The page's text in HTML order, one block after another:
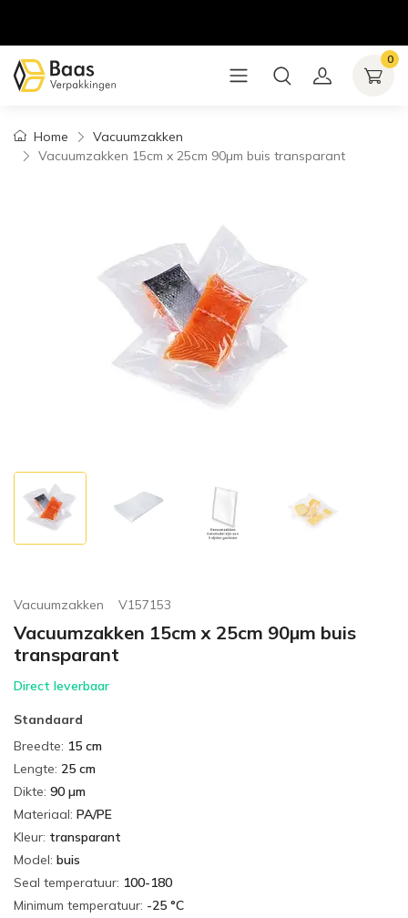
0
Home
Vacuumzakken
Vacuumzakken 15cm x 25cm 90µm buis transparant
Vacuumzakken V157153
Vacuumzakken 15cm x 25cm 90µm buis
transparant
Direct leverbaar
Standaard
Breedte: 15 cm
Lengte: 25 cm
Dikte: 90 µm
Materiaal: PA/PE
Kleur: transparant
Model: buis
Seal temperatuur: 100-180
Minimum temperatuur: -25 °C